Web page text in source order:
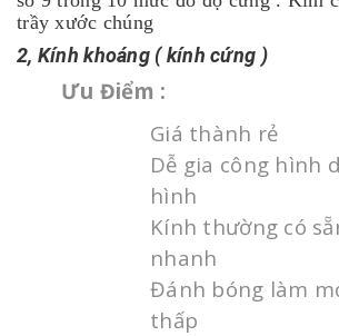
trầy xước chúng
2, Kính khoáng ( kính cứng )
Ưu Điểm :
Giá thành rẻ
Dễ gia công hình
hình
Kính thường có
nhanh
Đánh bóng làm
thấp